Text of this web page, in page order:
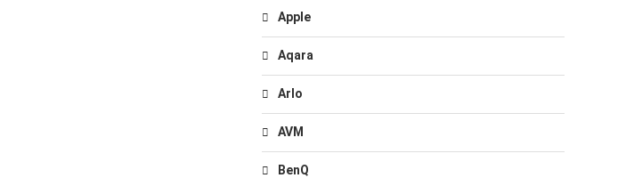
Apple
Aqara
Arlo
AVM
BenQ